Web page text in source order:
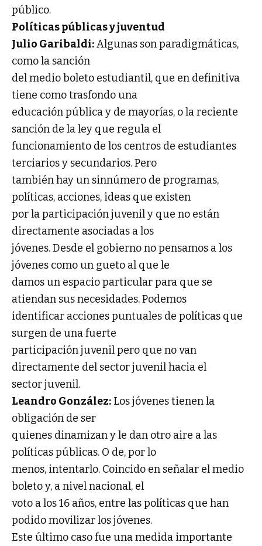
público.
Políticas públicas y juventud
Julio Garibaldi:Algunas son paradigmáticas,
como la sanción
del medio boleto estudiantil, que en definitiva
tiene como trasfondo una
educación pública y de mayorías, o la reciente
sanción de la ley que regula el
funcionamiento de los centros de estudiantes
terciarios y secundarios. Pero
también hay un sinnúmero de programas,
políticas, acciones, ideas que existen
por la participación juvenil y que no están
directamente asociadas a los
jóvenes. Desde el gobierno no pensamos a los
jóvenes como un gueto al que le
damos un espacio particular para que se
atiendan sus necesidades. Podemos
identificar acciones puntuales de políticas que
surgen de una fuerte
participación juvenil pero que no van
directamente del sector juvenil hacia el
sector juvenil.
Leandro González: Los jóvenes tienen la
obligación de ser
quienes dinamizan y le dan otro aire a las
políticas públicas. O de, por lo
menos, intentarlo. Coincido en señalar el medio
boleto y, a nivel nacional, el
voto a los 16 años, entre las políticas que han
podido movilizar los jóvenes.
Este último caso fue una medida importante